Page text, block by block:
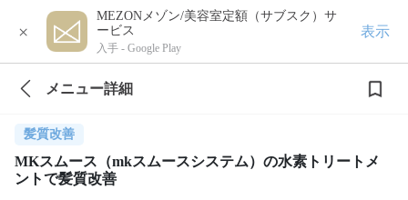
×
MEZONメゾン/美容室定額（サブスク）サ
ービス
入手 - Google Play
表示
メニュー詳細
髪質改善
MKスムース（mkスムースシステム）の水素トリートメ
ントで髪質改善